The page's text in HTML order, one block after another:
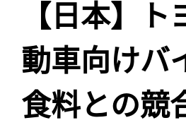
【日本】
動車向けバ
食料との競